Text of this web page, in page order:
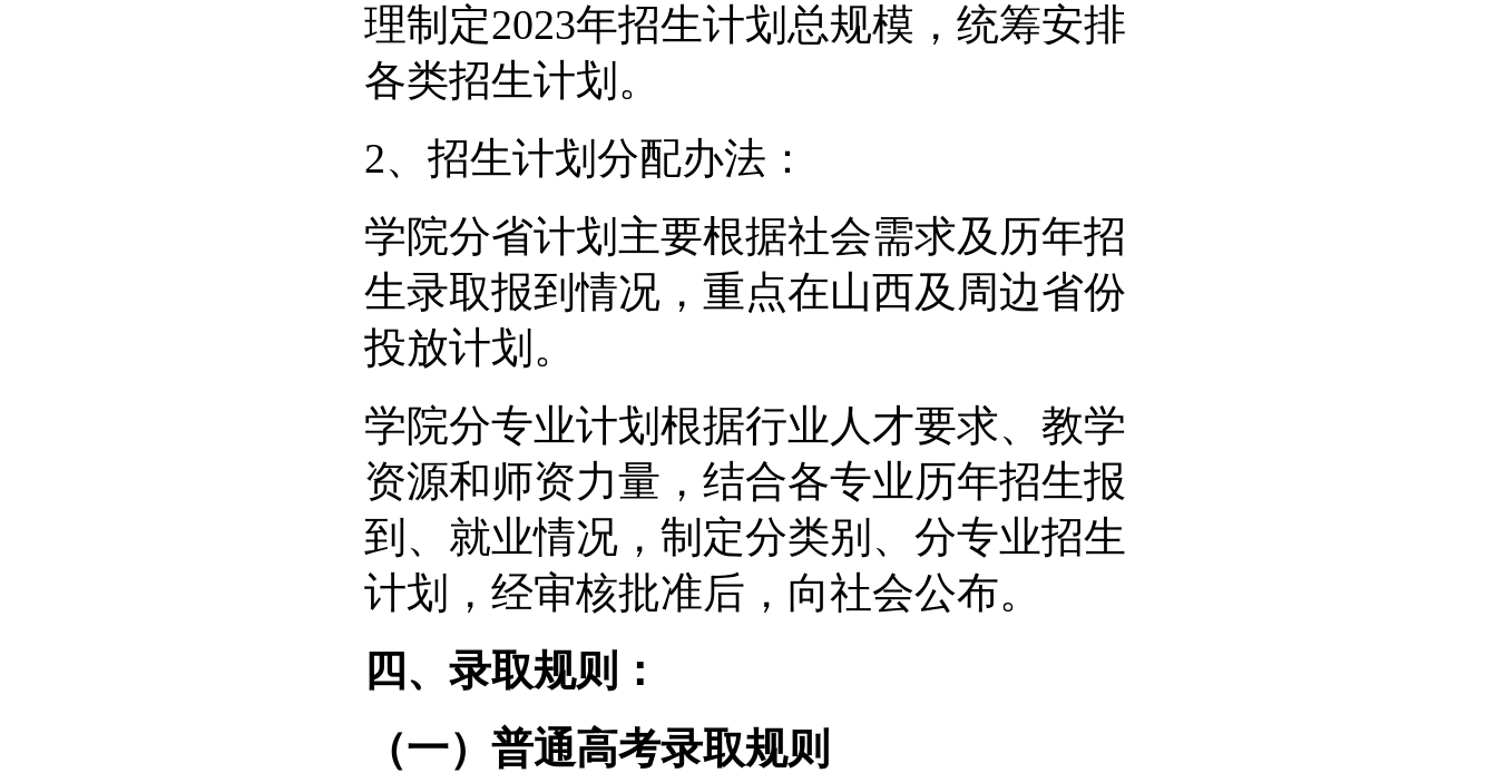
理制定2023年招生计划总规模，统筹安排
各类招生计划。
2、招生计划分配办法：
学院分省计划主要根据社会需求及历年招
生录取报到情况，重点在山西及周边省份
投放计划。
学院分专业计划根据行业人才要求、教学
资源和师资力量，结合各专业历年招生报
到、就业情况，制定分类别、分专业招生
计划，经审核批准后，向社会公布。
四、 录取规则：
（一）普通高考录取规则